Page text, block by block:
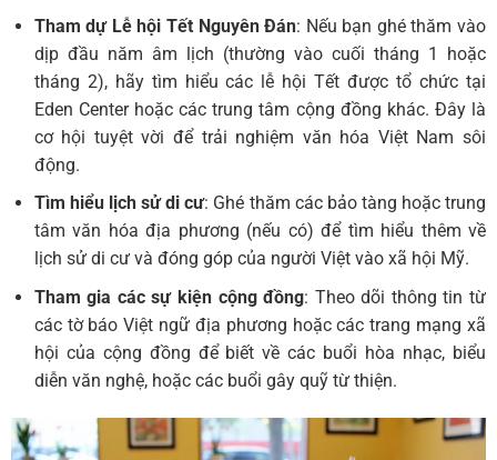
Tham dự Lễ hội Tết Nguyên Đán: Nếu bạn ghé thăm vào
dịp đầu năm âm lịch (thường vào cuối tháng 1 hoặc
tháng 2), hãy tìm hiểu các lễ hội Tết được tổ chức tại
Eden Center hoặc các trung tâm cộng đồng khác. Đây là
cơ hội tuyệt vời để trải nghiệm văn hóa Việt Nam sôi
động.
Tìm hiểu lịch sử di cư: Ghé thăm các bảo tàng hoặc trung
tâm văn hóa địa phương (nếu có) để tìm hiểu thêm về
lịch sử di cư và đóng góp của người Việt vào xã hội Mỹ.
Tham gia các sự kiện cộng đồng: Theo dõi thông tin từ
các tờ báo Việt ngữ địa phương hoặc các trang mạng xã
hội của cộng đồng để biết về các buổi hòa nhạc, biểu
diễn văn nghệ, hoặc các buổi gây quỹ từ thiện.